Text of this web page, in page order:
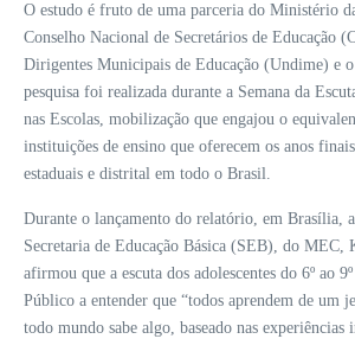
O estudo é fruto de uma parceria do Ministério
Conselho Nacional de Secretários de Educação
Dirigentes Municipais de Educação (Undime) e
pesquisa foi realizada durante a Semana da
nas Escolas, mobilização que engajou o
instituições de ensino que oferecem os anos
estaduais e distrital em todo o Brasil.
Durante o lançamento do relatório, em Brasília,
Secretaria de Educação Básica (SEB), do MEC,
afirmou que a escuta dos adolescentes do 6º ao
Público a entender que “todos aprendem de um
todo mundo sabe algo, baseado nas experiências